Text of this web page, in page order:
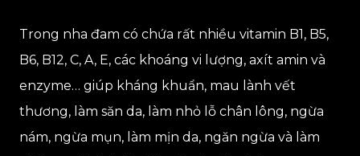
Trong nha đam có chứa rất nhiều vitamin B1, B5,
B6, B12, C, A, E, các khoáng vi lượng, axít amin và
enzyme… giúp kháng khuẩn, mau lành vết
thương, làm săn da, làm nhỏ lỗ chân lông, ngừa
nám, ngừa mụn, làm mịn da, ngăn ngừa và làm